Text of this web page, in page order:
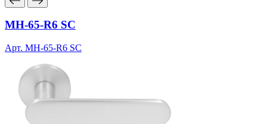
MH-65-R6 SC
Арт. MH-65-R6 SC